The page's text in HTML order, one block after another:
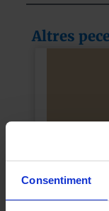
Consentiment
Altres